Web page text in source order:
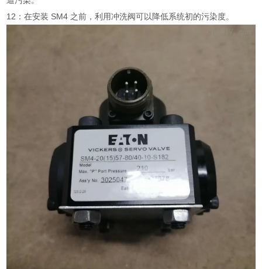
12：在安装 SM4 之前，利用冲洗阀可以降低系统初的污染度。